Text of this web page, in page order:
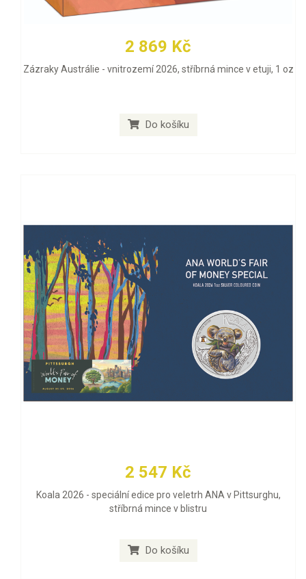
2 869 Kč
Zázraky Austrálie - vnitrozemí 2026, stříbrná mince v etuji, 1 oz
Do košíku
2 547 Kč
Koala 2026 - speciální edice pro veletrh ANA v Pittsurghu,
stříbrná mince v blistru
Do košíku